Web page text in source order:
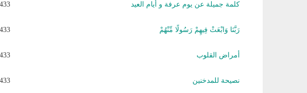
كلمة جميلة عن يوم عرفة و أيام العيد
رَ‌بَّنَا وَابْعَثْ فِيهِمْ رَ‌سُولًا مِّنْهُمْ
أمراض القلوب
نصيحة للمدخنين